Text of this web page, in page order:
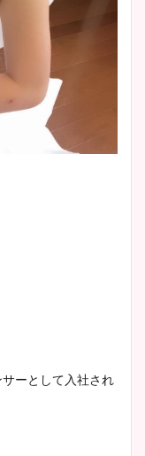
ーと して入社され